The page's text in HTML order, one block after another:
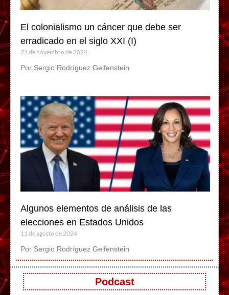
El colonialismo un cáncer que debe ser
erradicado en el siglo XXI (I)
21 de novembro de 2024
Por Sergio Rodríguez Gelfenstein
Algunos elementos de análisis de las
elecciones en Estados Unidos
11 de agosto de 2024
Por Sergio Rodríguez Gelfenstein
Podcast